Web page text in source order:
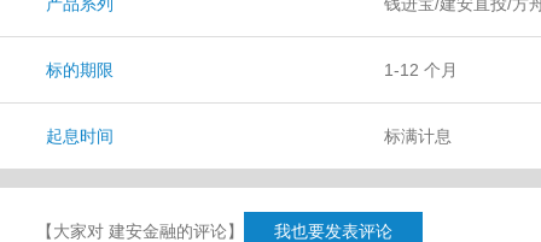
标的期限 1-12 个月
起息时间 标满计息
【大家对 建安金融的评论】 我也要发表评论